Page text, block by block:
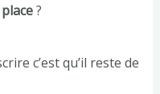
?
c’est qu’il reste de